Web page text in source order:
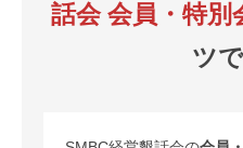
話会 会員・特別
ツで